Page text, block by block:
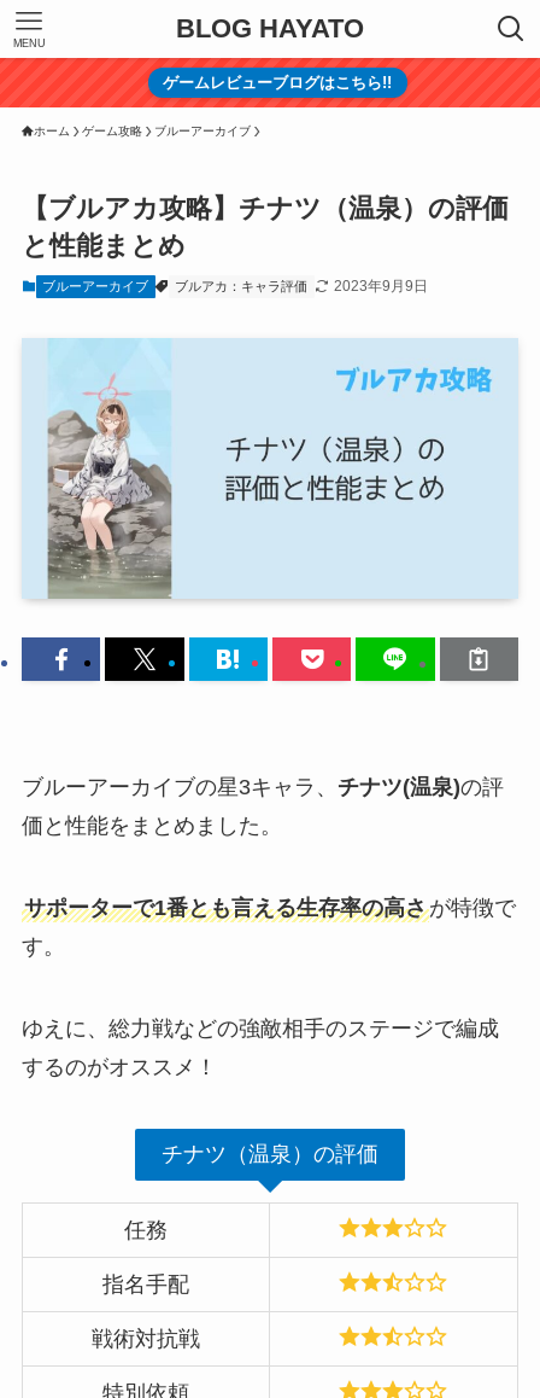
BLOG HAYATO
MENU
ゲームレビューブログはこちら!!
ホーム ゲーム攻略 ブルーアーカイブ
【ブルアカ攻略】チナツ（温泉）の評価
と性能まとめ
ブルーアーカイブ ブルアカ：キャラ評価 2023年9月9日
ブルーアーカイブの星3キャラ、 チナツ(温泉)の評
価と性能をまとめました。
サポーターで1番とも言える生存率の高さが特徴で
す。
ゆえに、総力戦などの強敵相手のステージで編成
するのがオススメ！
チナツ（温泉）の評価
任務
指名手配
戦術対抗戦